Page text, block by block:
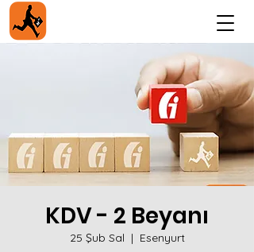
KDV - 2 Beyanı
25 Şub Sal
  |
Esenyurt